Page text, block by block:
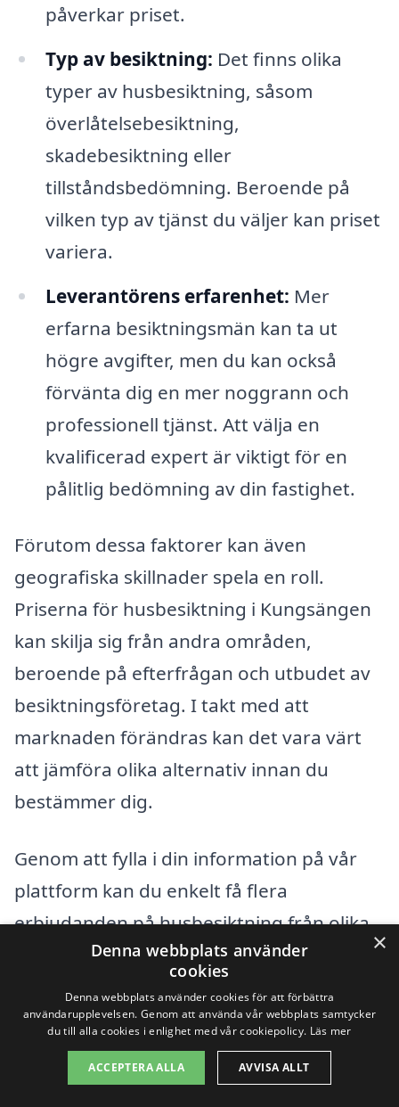
påverkar priset.
Typ av besiktning: Det finns olika
typer av husbesiktning, såsom
överlåtelsebesiktning,
skadebesiktning eller
tillståndsbedömning. Beroende på
vilken typ av tjänst du väljer kan priset
variera.
Leverantörens erfarenhet: Mer
erfarna besiktningsmän kan ta ut
högre avgifter, men du kan också
förvänta dig en mer noggrann och
professionell tjänst. Att välja en
kvalificerad expert är viktigt för en
pålitlig bedömning av din fastighet.
Förutom dessa faktorer kan även
geografiska skillnader spela en roll.
Priserna för husbesiktning i Kungsängen
kan skilja sig från andra områden,
beroende på efterfrågan och utbudet av
besiktningsföretag. I takt med att
marknaden förändras kan det vara värt
att jämföra olika alternativ innan du
bestämmer dig.
Genom att fylla i din information på vår
plattform kan du enkelt få flera
erbjudanden på husbesiktning från olika
leverantörer i Kungsängen. Detta ger dig
inte bara möjlighet att jämföra priser utan
också att läsa omdömen och referenser
för att säkerställa att du väljer den bästa
tjänsten för dina behov. Tveka inte att
×
Denna webbplats använder
cookies
Denna webbplats använder cookies för att förbättra
användarupplevelsen. Genom att använda vår webbplats samtycker
du till alla cookies i enlighet med vår cookiepolicy. Läs mer
ACCEPTERA ALLA AVVISA ALLT